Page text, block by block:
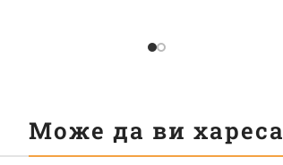
Може да ви хареса